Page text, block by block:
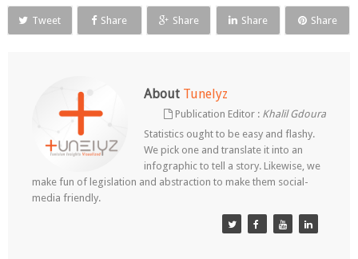
Tweet Share Share Share Share
About Tunelyz
Publication Editor : Khalil Gdoura
Statistics ought to be easy and flashy.
We pick one and translate it into an
infographic to tell a story. Likewise, we
make fun of legislation and abstraction to make them social-
media friendly.